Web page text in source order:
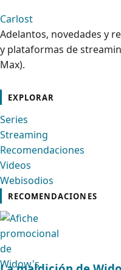
Carlost
Adelantos, novedades y
y plataformas de
Max).
EXPLORAR
Series
Streaming
Recomendaciones
Videos
Webisodios
RECOMENDACIONES